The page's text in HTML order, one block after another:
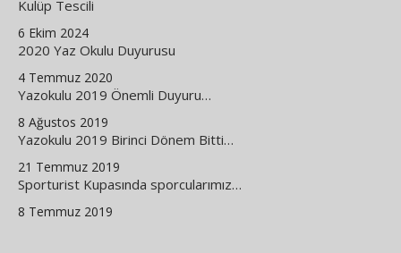
Kulüp Tescili
6 Ekim 2024
2020 Yaz Okulu Duyurusu
4 Temmuz 2020
Yazokulu 2019 Önemli Duyuru…
8 Ağustos 2019
Yazokulu 2019 Birinci Dönem Bitti…
21 Temmuz 2019
Sporturist Kupasında sporcularımız…
8 Temmuz 2019